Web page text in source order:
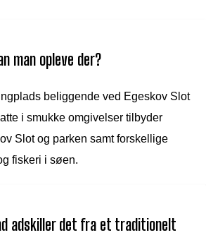
man opleve der?
beliggende ved Egeskov Slot
i smukke omgivelser tilbyder
Slot og parken samt forskellige
fiskeri i søen.
adskiller det fra et traditionelt